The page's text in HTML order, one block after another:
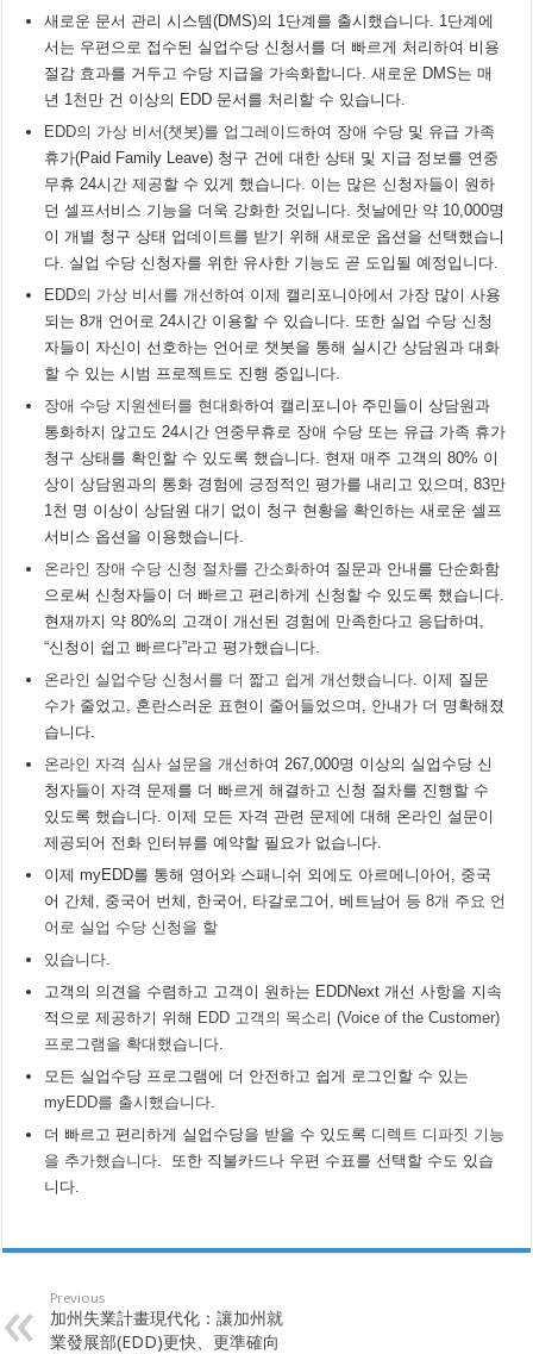
새로운 문서 관리 시스템(DMS)의 1단계를 출시했습니다. 1단계에
서는 우편으로 접수된 실업수당 신청서를 더 빠르게 처리하여 비용
절감 효과를 거두고 수당 지급을 가속화합니다. 새로운 DMS는 매
년 1천만 건 이상의 EDD 문서를 처리할 수 있습니다.
EDD의 가상 비서(챗봇)를 업그레이드하여 장애 수당 및 유급 가족
휴가(Paid Family Leave) 청구 건에 대한 상태 및 지급 정보를 연중
무휴 24시간 제공할 수 있게 했습니다. 이는 많은 신청자들이 원하
던 셀프서비스 기능을 더욱 강화한 것입니다. 첫날에만 약 10,000명
이 개별 청구 상태 업데이트를 받기 위해 새로운 옵션을 선택했습니
다. 실업 수당 신청자를 위한 유사한 기능도 곧 도입될 예정입니다.
EDD의 가상 비서를 개선하여 이제 캘리포니아에서 가장 많이 사용
되는 8개 언어로 24시간 이용할 수 있습니다. 또한 실업 수당 신청
자들이 자신이 선호하는 언어로 챗봇을 통해 실시간 상담원과 대화
할 수 있는 시범 프로젝트도 진행 중입니다.
장애 수당 지원센터를 현대화하여 캘리포니아 주민들이 상담원과
통화하지 않고도 24시간 연중무휴로 장애 수당 또는 유급 가족 휴가
청구 상태를 확인할 수 있도록 했습니다. 현재 매주 고객의 80% 이
상이 상담원과의 통화 경험에 긍정적인 평가를 내리고 있으며, 83만
1천 명 이상이 상담원 대기 없이 청구 현황을 확인하는 새로운 셀프
서비스 옵션을 이용했습니다.
온라인 장애 수당 신청 절차를 간소화하여 질문과 안내를 단순화함
으로써 신청자들이 더 빠르고 편리하게 신청할 수 있도록 했습니다.
현재까지 약 80%의 고객이 개선된 경험에 만족한다고 응답하며,
“신청이 쉽고 빠르다”라고 평가했습니다.
온라인 실업수당 신청서를 더 짧고 쉽게 개선했습니다. 이제 질문
수가 줄었고, 혼란스러운 표현이 줄어들었으며, 안내가 더 명확해졌
습니다.
온라인 자격 심사 설문을 개선하여 267,000명 이상의 실업수당 신
청자들이 자격 문제를 더 빠르게 해결하고 신청 절차를 진행할 수
있도록 했습니다. 이제 모든 자격 관련 문제에 대해 온라인 설문이
제공되어 전화 인터뷰를 예약할 필요가 없습니다.
이제 myEDD를 통해 영어와 스패니쉬 외에도 아르메니아어, 중국
어 간체, 중국어 번체, 한국어, 타갈로그어, 베트남어 등8개 주요 언
어로 실업 수당 신청을 할
있습니다.
고객의 의견을 수렴하고 고객이 원하는 EDDNext 개선 사항을 지속
적으로 제공하기 위해 EDD 고객의 목소리 (Voice of the Customer)
프로그램을 확대했습니다.
모든 실업수당 프로그램에 더 안전하고 쉽게 로그인할 수 있는
myEDD를 출시했습니다.
더 빠르고 편리하게 실업수당을 받을 수 있도록 디렉트 디파짓 기능
을 추가했습니다. 또한 직불카드나 우편 수표를 선택할 수도 있습
니다.
Previous
加州失業計畫現代化：讓加州就
業發展部(EDD)更快、更準確向